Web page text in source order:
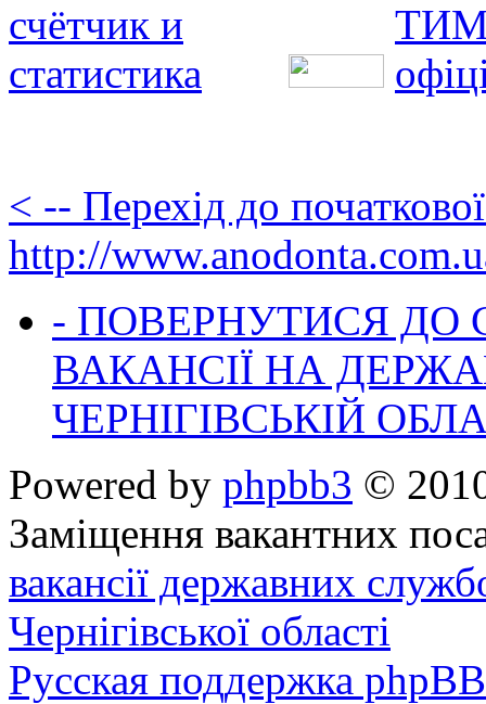
< -- Перехід до
http://
- ПОВЕРНУТИСЯ ДО
ВАКАНСІЇ НА
ЧЕРНІГІВСЬКІЙ
Powered by phpbb3 ©
Заміщення вакантних
вакансії державних
Чернігівської області
Русская поддержка phpBB